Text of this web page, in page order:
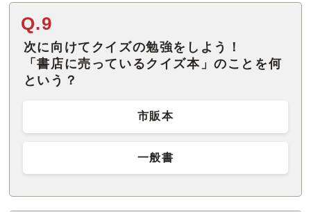
Q.9
次に向けてクイズの勉強をしよう！
「書店に売っているクイズ本」のことを何
という？
市販本
一般書